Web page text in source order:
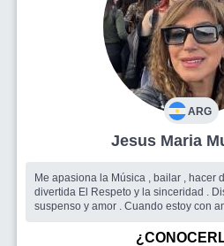
ARG
Me apasiona la Música , bailar , hacer
divertida El Respeto y la sinceridad . Disfruto de las películas de
suspenso y amor . Cuando estoy con